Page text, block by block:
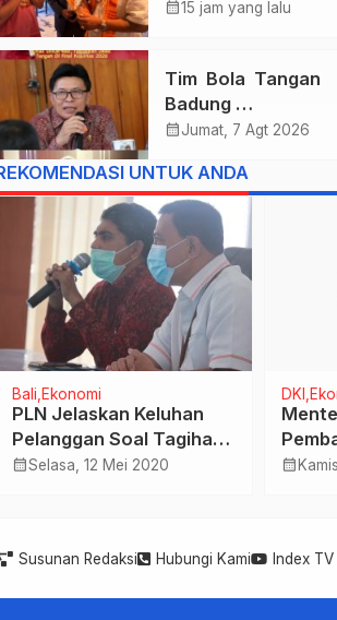
—sebuah sisi lain I
Bageshwar Dham.
calendar_month15 jam yang lalu
Tim Bola Tangan
Badung
Persembahkan
Jawa Tengah Di
Kejurnas 2026
calendar_monthJumat, 7 Agt 2026
UNTUK ANDA
Bali Ekonomi
PLN Jelaskan Keluhan
Pelanggan Soal Tagihan
Listrik Bengkak
calendar_monthSelasa, 12 Mei 2020
DKI
Total
calendar_month
Susunan Redaksi Hubungi Kami Index